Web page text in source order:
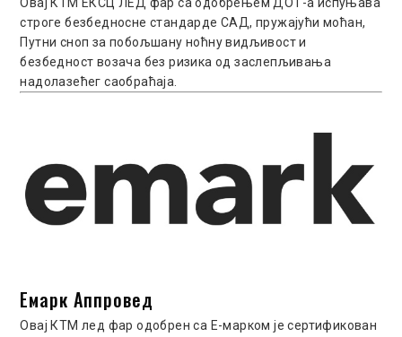
Овај КТМ ЕКСЦ ЛЕД фар са одобрењем ДОТ-а испуњава
строге безбедносне стандарде САД, пружајући моћан,
Путни сноп за побољшану ноћну видљивост и
безбедност возача без ризика од заслепљивања
надолазећег саобраћаја.
Емарк Аппровед
Овај КТМ лед фар одобрен са Е-марком је сертификован